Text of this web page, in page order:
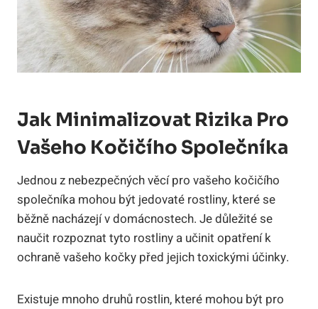
Jak Minimalizovat Rizika Pro
Vašeho Kočičího Společníka
Jednou z nebezpečných věcí pro vašeho kočičího
společníka mohou být jedovaté rostliny, které se
běžně nacházejí v domácnostech. Je důležité se
naučit rozpoznat tyto rostliny a učinit opatření k
ochraně vašeho kočky před jejich toxickými účinky.
Existuje mnoho druhů rostlin, které mohou být pro